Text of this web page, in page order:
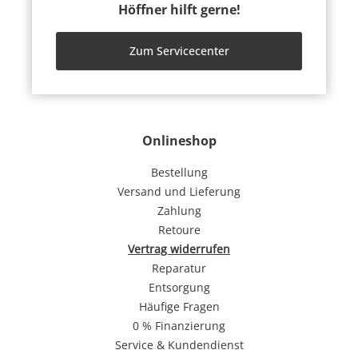
Onlineshop
Bestellung
Versand und Lieferung
Zahlung
Retoure
Vertrag widerrufen
Reparatur
Entsorgung
Häufige Fragen
0 % Finanzierung
Service & Kundendienst
Höffner hilft gerne!
Zum Servicecenter